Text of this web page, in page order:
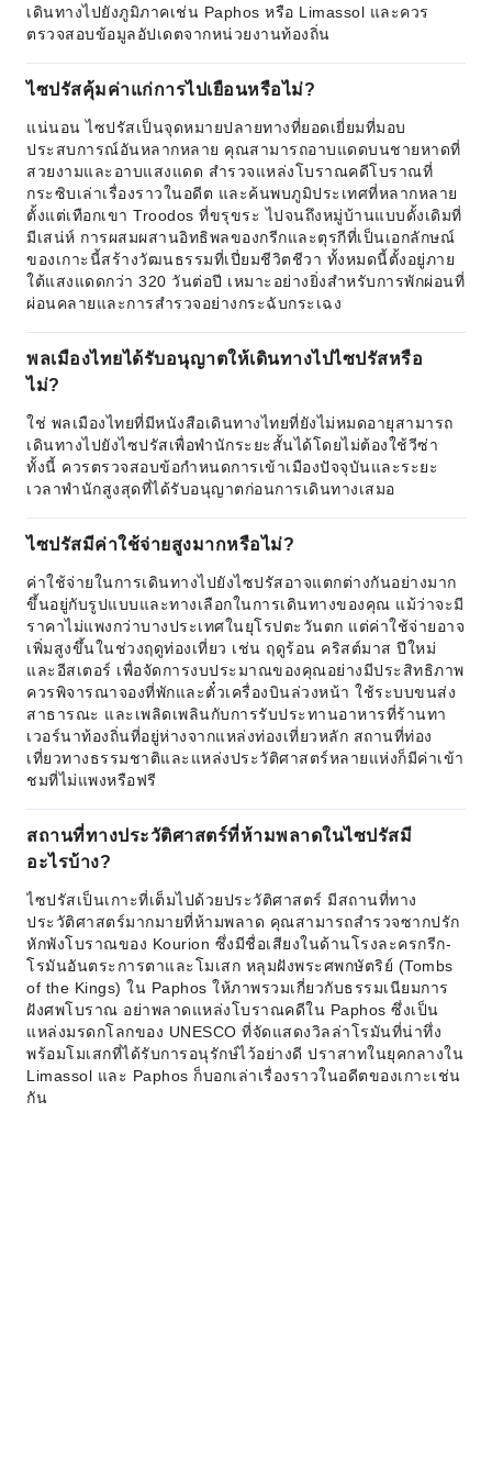
เดินทางไปยังภูมิภาคเช่น Paphos หรือ Limassol และควร
ตรวจสอบข้อมูลอัปเดตจากหน่วยงานท้องถิ่น
ไซปรัสคุ้มค่าแก่การไปเยือนหรือไม่?
แน่นอน ไซปรัสเป็นจุดหมายปลายทางที่ยอดเยี่ยมที่มอบ
ประสบการณ์อันหลากหลาย คุณสามารถอาบแดดบนชายหาดที่
สวยงามและอาบแสงแดด สำรวจแหล่งโบราณคดีโบราณที่
กระซิบเล่าเรื่องราวในอดีต และค้นพบภูมิประเทศที่หลากหลาย
ตั้งแต่เทือกเขา Troodos ที่ขรุขระ ไปจนถึงหมู่บ้านแบบดั้งเดิมที่
มีเสน่ห์ การผสมผสานอิทธิพลของกรีกและตุรกีที่เป็นเอกลักษณ์
ของเกาะนี้สร้างวัฒนธรรมที่เปี่ยมชีวิตชีวา ทั้งหมดนี้ตั้งอยู่ภาย
ใต้แสงแดดกว่า 320 วันต่อปี เหมาะอย่างยิ่งสำหรับการพักผ่อนที่
ผ่อนคลายและการสำรวจอย่างกระฉับกระเฉง
พลเมืองไทยได้รับอนุญาตให้เดินทางไปไซปรัสหรือ
ไม่?
ใช่ พลเมืองไทยที่มีหนังสือเดินทางไทยที่ยังไม่หมดอายุสามารถ
เดินทางไปยังไซปรัสเพื่อพำนักระยะสั้นได้โดยไม่ต้องใช้วีซ่า
ทั้งนี้ ควรตรวจสอบข้อกำหนดการเข้าเมืองปัจจุบันและระยะ
เวลาพำนักสูงสุดที่ได้รับอนุญาตก่อนการเดินทางเสมอ
ไซปรัสมีค่าใช้จ่ายสูงมากหรือไม่?
ค่าใช้จ่ายในการเดินทางไปยังไซปรัสอาจแตกต่างกันอย่างมาก
ขึ้นอยู่กับรูปแบบและทางเลือกในการเดินทางของคุณ แม้ว่าจะมี
ราคาไม่แพงกว่าบางประเทศในยุโรปตะวันตก แต่ค่าใช้จ่ายอาจ
เพิ่มสูงขึ้นในช่วงฤดูท่องเที่ยว เช่น ฤดูร้อน คริสต์มาส ปีใหม่
และอีสเตอร์ เพื่อจัดการงบประมาณของคุณอย่างมีประสิทธิภาพ
ควรพิจารณาจองที่พักและตั๋วเครื่องบินล่วงหน้า ใช้ระบบขนส่ง
สาธารณะ และเพลิดเพลินกับการรับประทานอาหารที่ร้านทา
เวอร์นาท้องถิ่นที่อยู่ห่างจากแหล่งท่องเที่ยวหลัก สถานที่ท่อง
เที่ยวทางธรรมชาติและแหล่งประวัติศาสตร์หลายแห่งก็มีค่าเข้า
ชมที่ไม่แพงหรือฟรี
สถานที่ทางประวัติศาสตร์ที่ห้ามพลาดในไซปรัสมี
อะไรบ้าง?
ไซปรัสเป็นเกาะที่เต็มไปด้วยประวัติศาสตร์ มีสถานที่ทาง
ประวัติศาสตร์มากมายที่ห้ามพลาด คุณสามารถสำรวจซากปรัก
หักพังโบราณของ Kourion ซึ่งมีชื่อเสียงในด้านโรงละครกรีก-
โรมันอันตระการตาและโมเสก หลุมฝังพระศพกษัตริย์ (Tombs
of the Kings) ใน Paphos ให้ภาพรวมเกี่ยวกับธรรมเนียมการ
ฝังศพโบราณ อย่าพลาดแหล่งโบราณคดีใน Paphos ซึ่งเป็น
แหล่งมรดกโลกของ UNESCO ที่จัดแสดงวิลล่าโรมันที่น่าทึ่ง
พร้อมโมเสกที่ได้รับการอนุรักษ์ไว้อย่างดี ปราสาทในยุคกลางใน
Limassol และ Paphos ก็บอกเล่าเรื่องราวในอดีตของเกาะเช่น
กัน